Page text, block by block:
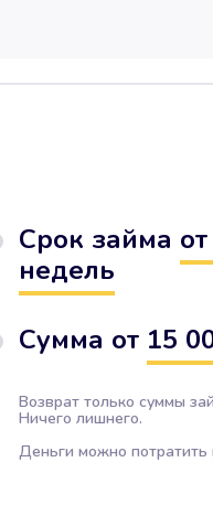
Срок займа
недель
Сумма от 15
Возврат только суммы
Ничего лишнего.
Деньги можно